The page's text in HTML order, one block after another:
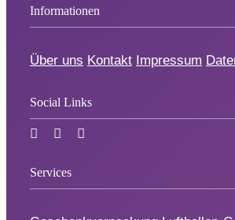
Informationen
Über uns Kontakt Impressum
Social Links
Services